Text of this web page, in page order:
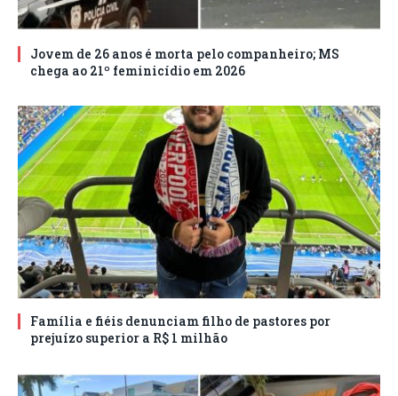
Jovem de 26 anos é morta pelo companheiro; MS
chega ao 21º feminicídio em 2026
Família e fiéis denunciam filho de pastores por
prejuízo superior a R$ 1 milhão